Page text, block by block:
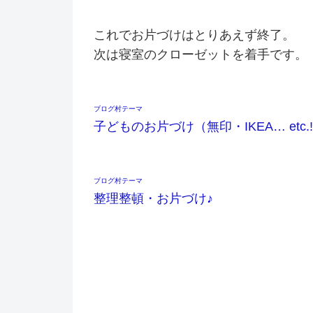
これでお片づけはとりあえず終了。
次は寝室のクローゼットを着手です。
ブログ村テーマ
子どものお片づけ（無印・IKEA…
ブログ村テーマ
整理整頓・お片づけ♪